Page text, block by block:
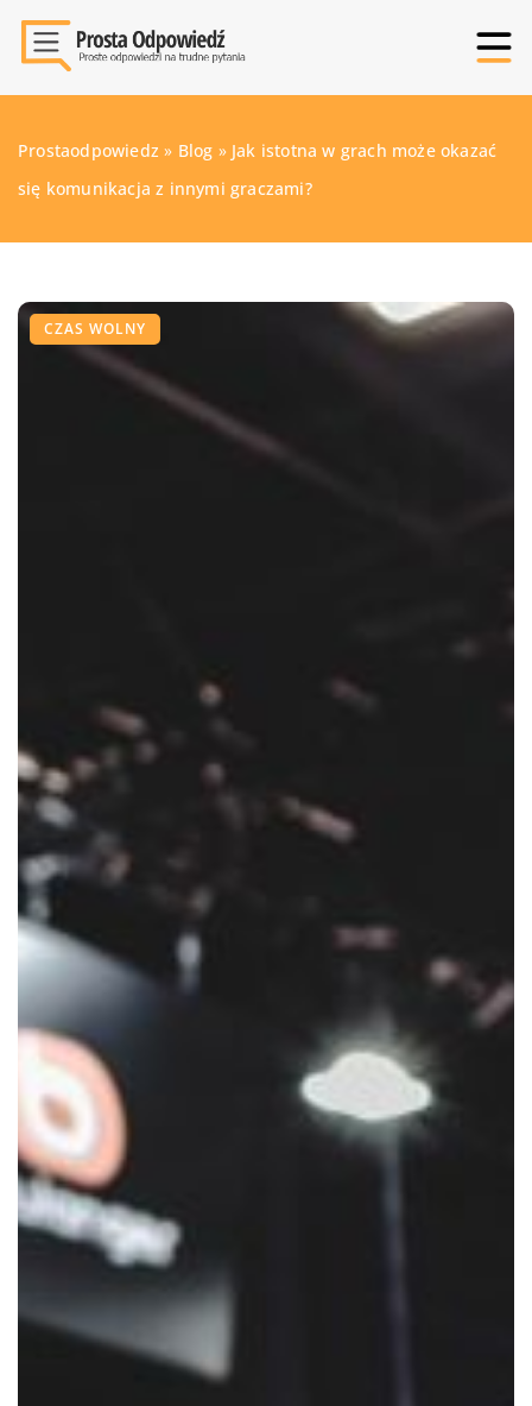
Prostaodpowiedz » Blog » Jak istotna w grach może okazać
się komunikacja z innymi graczami?
CZAS WOLNY